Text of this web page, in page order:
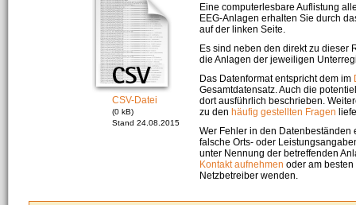
CSV-Datei
(0 kB)
Stand 24.08.2015
Eine computerlesbare Auflistung
EEG-Anlagen erhalten Sie durch
auf der linken Seite.
Es sind neben den direkt zu dieser
die Anlagen der jeweiligen
Das Datenformat entspricht dem im
Gesamtdatensatz. Auch die
dort ausführlich beschrieben.
zu den häufig gestellten Fragen
Wer Fehler in den Datenbeständen
falsche Orts- oder
unter Nennung der betreffenden
Kontakt aufnehmen oder am
Netzbetreiber wenden.